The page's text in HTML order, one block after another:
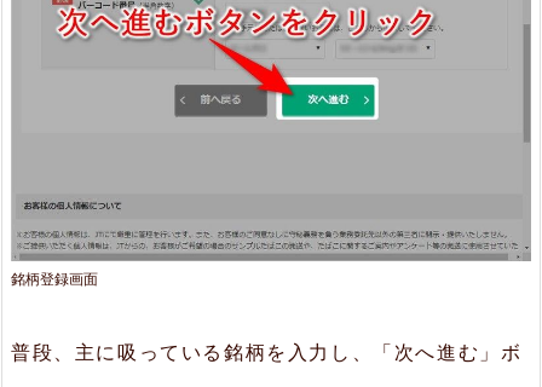
銘柄登録画面
普段、主に吸っている銘柄を入力し、「次へ進む」ボ